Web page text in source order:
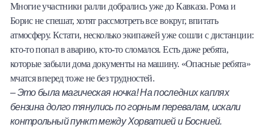
Многие участники ралли добрались уже до Кавказа. Рома и
Борис не спешат, хотят рассмотреть все вокруг, впитать
атмосферу. Кстати, несколько экипажей уже сошли с дистанции:
кто-то попал в аварию, кто-то сломался. Есть даже ребята,
которые забыли дома документы на машину. «Опасные ребята»
мчатся вперед тоже не без трудностей.
– Это была магическая ночка! На последних каплях
бензина долго тянулись по горным перевалам, искали
контрольный пункт между Хорватией и Боснией.